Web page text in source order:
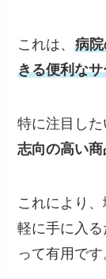
これは、病
きる便利な
特に注目し
志向の高い
これにより
軽に手に入
って有用です